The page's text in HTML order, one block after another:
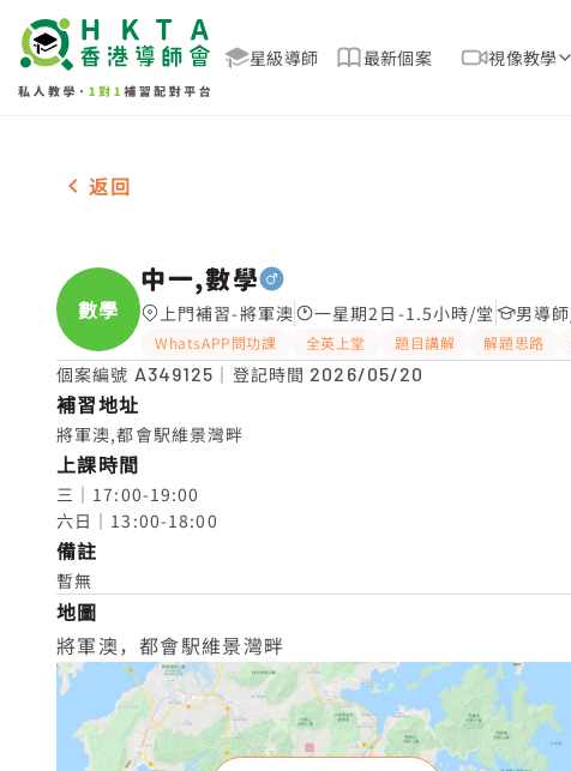
星級導師 最新個案 視像教學
男-1名 中一,數學，將軍澳 補習推介
返回
數學
中一,數學
上門補習-將軍澳 一星期2日-1.5小時/堂 男導
WhatsAPP問功課 全英上堂 題目講解 解題思路
個案編號 A349125 ｜登記時間 2026/05/20
補習地址
將軍澳,都會駅維景灣畔
上課時間
三｜17:00-19:00
六日｜13:00-18:00
備註
暫無
地圖
將軍澳，都會駅維景灣畔